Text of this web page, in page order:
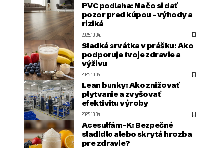
PVC podlaha: Na čo si dať
pozor pred kúpou – výhody a
riziká
2025.10.04.
Sladká srvátka v prášku: Ako
podporuje tvoje zdravie a
výživu
2025.10.04.
Lean bunky: Ako znižovať
plytvanie a zvyšovať
efektivitu výroby
2025.10.04.
Acesulfám-K: Bezpečné
sladidlo alebo skrytá hrozba
pre zdravie?